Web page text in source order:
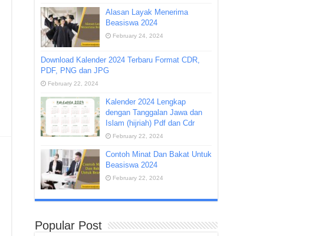
Alasan Layak Menerima
Beasiswa 2024
February 24, 2024
Download Kalender 2024 Terbaru Format CDR,
PDF, PNG dan JPG
February 22, 2024
Kalender 2024 Lengkap
dengan Tanggalan Jawa dan
Islam (hijriah) Pdf dan Cdr
February 22, 2024
Contoh Minat Dan Bakat Untuk
Beasiswa 2024
February 22, 2024
Popular Post